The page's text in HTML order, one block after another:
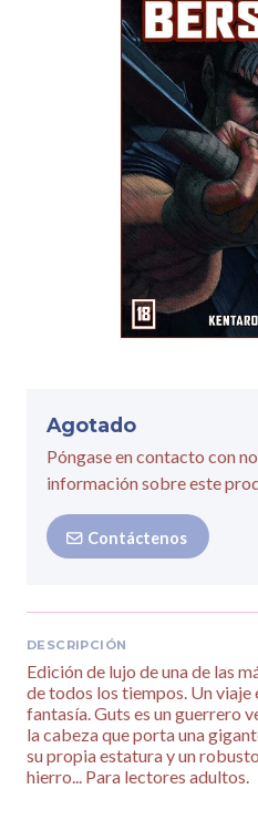
Agotado
Póngase en contacto con
información sobre este
Contáctenos
DESCRIPCIÓN
Edición de lujo de una de las
de todos los tiempos. Un viaje
fantasía. Guts es un guerrero
la cabeza que porta una
su propia estatura y un
hierro... Para lectores adultos.